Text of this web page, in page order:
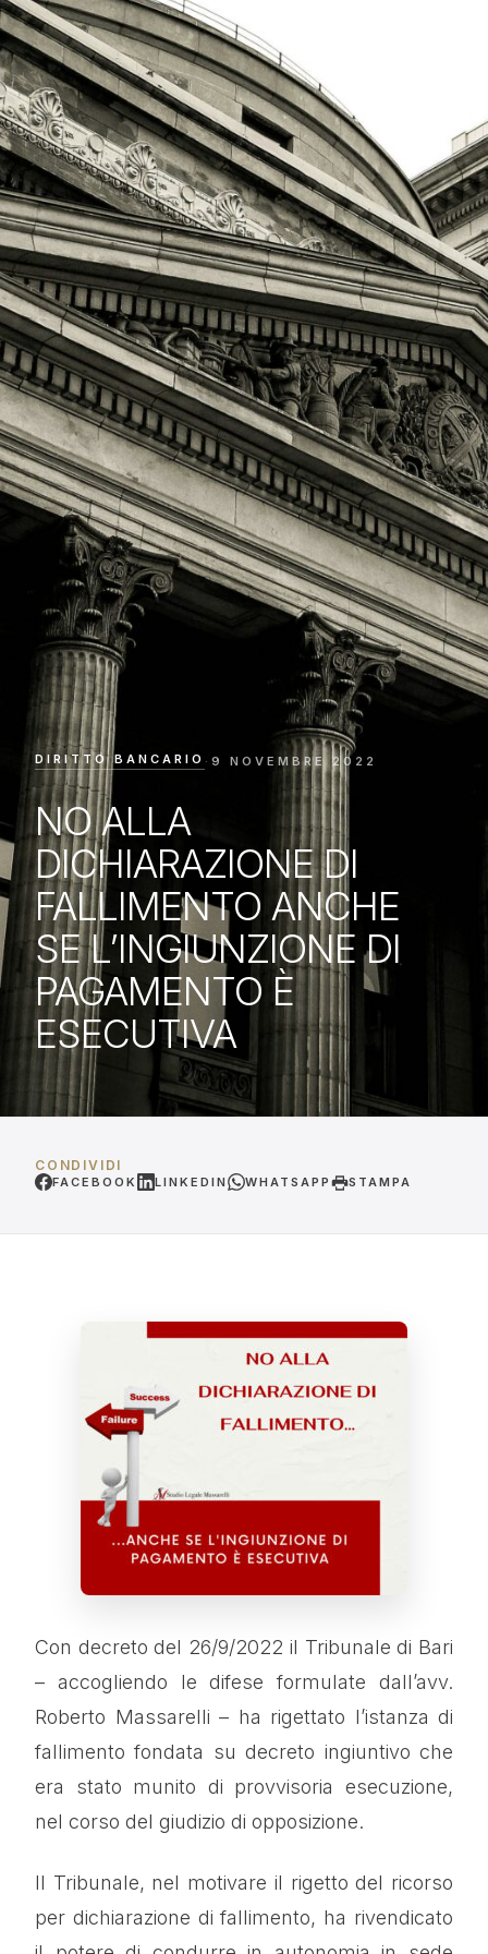
DIRITTO BANCARIO · 9 NOVEMBRE 2022
NO ALLA
DICHIARAZIONE DI
FALLIMENTO ANCHE
SE L’INGIUNZIONE DI
PAGAMENTO È
ESECUTIVA
CONDIVIDI
FACEBOOK LINKEDIN WHATSAPP STAMPA
Con decreto del 26/9/2022 il Tribunale di Bari
– accogliendo le difese formulate dall’avv.
Roberto Massarelli – ha rigettato l’istanza di
fallimento fondata su decreto ingiuntivo che
era stato munito di provvisoria esecuzione,
nel corso del giudizio di opposizione.
Il Tribunale, nel motivare il rigetto del ricorso
per dichiarazione di fallimento, ha rivendicato